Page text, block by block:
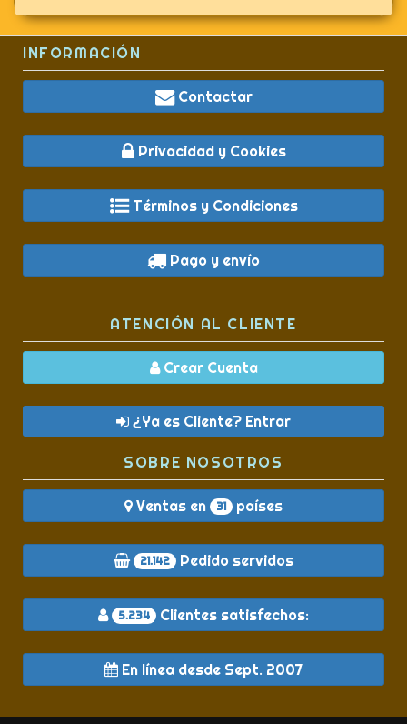
INFORMACIÓN
Contactar
Privacidad y Cookies
Términos y Condiciones
Pago y envío
ATENCIÓN AL CLIENTE
Crear Cuenta
¿Ya es Cliente? Entrar
SOBRE NOSOTROS
Ventas en 31 países
21.142 Pedido servidos
5.234 Clientes satisfechos:
En línea desde Sept. 2007